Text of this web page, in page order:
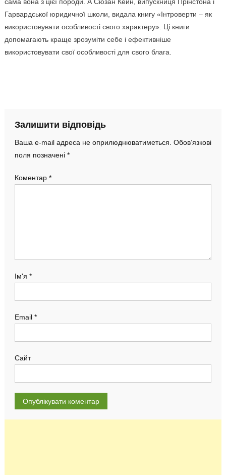
сама вона з цієї породи. А Сюзан Кейн, випускниця Прінстона і
Гарвардської юридичної школи, видала книгу «Інтроверти – як
використовувати особливості свого характеру». Ці книги
допомагають краще зрозуміти себе і ефективніше
використовувати свої особливості для свого блага.
Залишити відповідь
Ваша e-mail адреса не оприлюднюватиметься. Обов’язкові
поля позначені *
Коментар *
Ім'я *
Email *
Сайт